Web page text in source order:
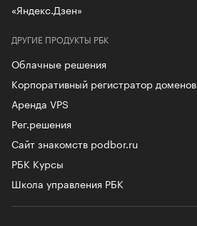
ДРУГИЕ ПРОДУКТЫ РБК
Облачные решения
Корпоративный регистратор доменов
Аренда VPS
Рег.решения
Сайт знакомств podbor.ru
РБК Курсы
Школа управления РБК
«Яндекс.Дзен»